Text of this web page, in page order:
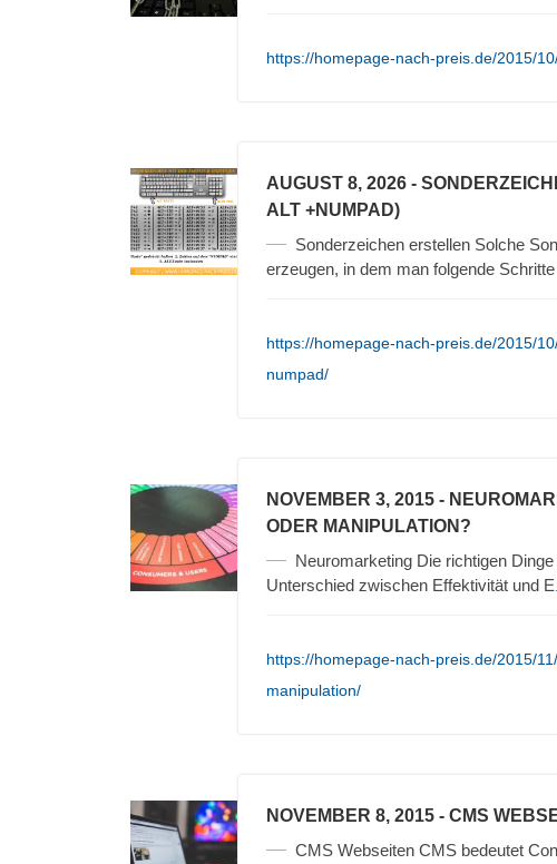
https://homepage-nach-preis.de/2015/
AUGUST 8, 2026 -
ALT +NUMPAD)
Sonderzeichen erstellen Solche
erzeugen, in dem man folgende
https://homepage-nach-preis.de/2015/
numpad/
NOVEMBER 3, 2015 -
ODER MANIPULATION?
Neuromarketing Die richtigen
Unterschied zwischen Effektivität und E
https://homepage-nach-preis.de/2015/
manipulation/
NOVEMBER 8, 2015 - CMS
CMS Webseiten CMS bedeutet